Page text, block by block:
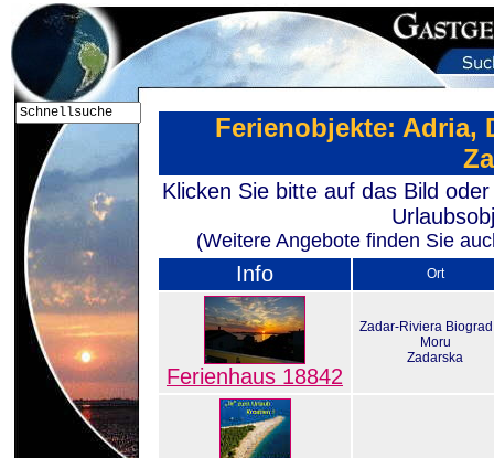
Ferienobjekte: Adria,
Klicken Sie bitte auf das Bild
(Weitere Angebote finden Sie
Info Ort
Ferienhaus 18842
Zadar-Riviera
Moru
Zadarska